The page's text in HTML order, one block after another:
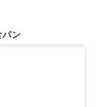
パン